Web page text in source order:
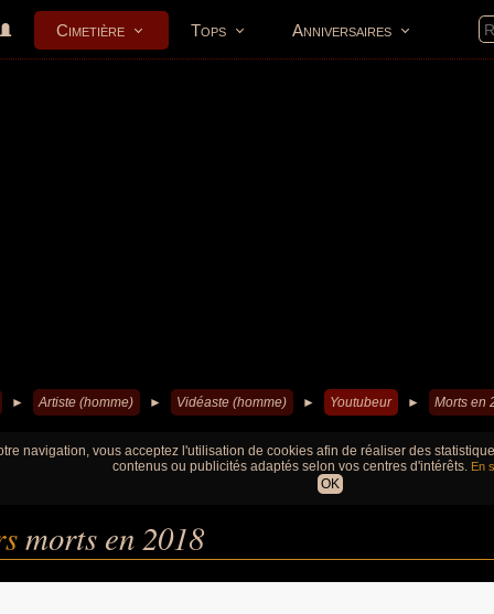
Cimetière Tops Anniversaires
► Artiste (homme) ► Vidéaste (homme) ► Youtubeur ► Morts en
navigation, vous acceptez l'utilisation de cookies afin de réaliser des
contenus ou publicités adaptés selon vos centres d'intérêts. En
OK
morts en 2018